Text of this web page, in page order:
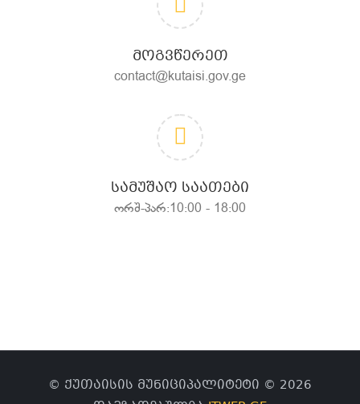
ᲛᲝᲒᲕᲬᲔᲠᲔᲗ
contact@kutaisi.gov.ge
ᲡᲐᲛᲣᲨᲐᲝ ᲡᲐᲐᲗᲔᲑᲘ
ორშ-პარ:10:00 - 18:00
© ქუთაისის მუნიციპალიტეტი © 2026